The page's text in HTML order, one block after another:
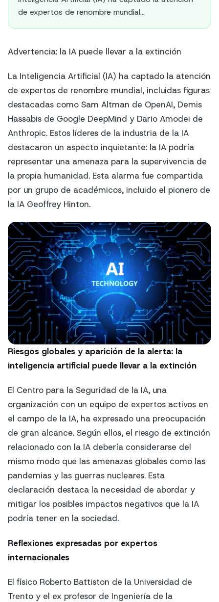
de expertos de renombre mundial…
Advertencia: la IA puede llevar a la extinción
La Inteligencia Artificial (IA) ha captado la atención
de expertos de renombre mundial, incluidas figuras
destacadas como Sam Altman de OpenAI, Demis
Hassabis de Google DeepMind y Dario Amodei de
Anthropic. Estos líderes de la industria de la IA
destacaron un aspecto inquietante: la IA podría
representar una amenaza para la supervivencia de
la propia humanidad. Esta alarma fue compartida
por un grupo de académicos, incluido el pionero de
la IA Geoffrey Hinton.
Riesgos globales y aparición de la alerta: la
inteligencia artificial puede llevar a la extinción
El Centro para la Seguridad de la IA, una
organización con un equipo de expertos activos en
el campo de la IA, ha expresado una preocupación
de gran alcance. Según ellos, el riesgo de extinción
relacionado con la IA debería considerarse del
mismo modo que las amenazas globales como las
pandemias y las guerras nucleares. Esta
declaración destaca la necesidad de abordar y
mitigar los posibles impactos negativos que la IA
podría tener en la sociedad.
Reflexiones expresadas por expertos
internacionales
El físico Roberto Battiston de la Universidad de
Trento y el ex profesor de Ingeniería de la